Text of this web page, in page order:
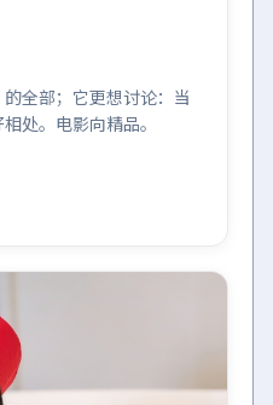
的全部；它更想讨论：当
处。电影向精品。